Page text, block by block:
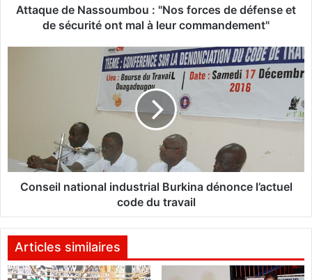
"
f
c
Attaque de Nassoumbou : "Nos forces de défense et
de sécurité ont mal à leur commandement"
n
a
o
n
l
i
Conseil national industrial Burkina dénonce l’actuel
code du travail
Articles similaires